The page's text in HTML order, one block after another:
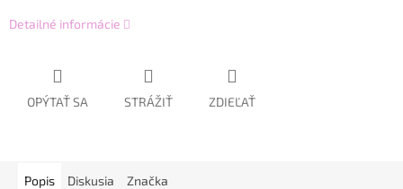
Detailné informácie
OPÝTAŤ SA STRÁŽIŤ ZDIEĽAŤ
Popis Diskusia Značka